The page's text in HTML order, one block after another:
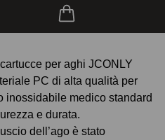
per aghi JCONLY
PC di alta qualità per
inossidabile medico standard
e durata.
dell’ago è stato